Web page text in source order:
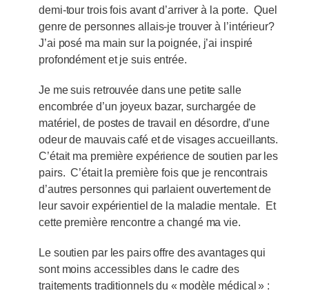
demi-tour trois fois avant d’arriver à la porte. Quel
genre de personnes allais-je trouver à l’intérieur?
J’ai posé ma main sur la poignée, j’ai inspiré
profondément et je suis entrée.
Je me suis retrouvée dans une petite salle
encombrée d’un joyeux bazar, surchargée de
matériel, de postes de travail en désordre, d’une
odeur de mauvais café et de visages accueillants.
C’était ma première expérience de soutien par les
pairs. C’était la première fois que je rencontrais
d’autres personnes qui parlaient ouvertement de
leur savoir expérientiel de la maladie mentale. Et
cette première rencontre a changé ma vie.
Le soutien par les pairs offre des avantages qui
sont moins accessibles dans le cadre des
traitements traditionnels du « modèle médical » :